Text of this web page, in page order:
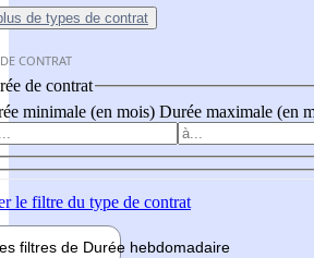
de types de contrat
CONTRAT
de contrat
minimale (en mois) Durée maximale (en
le filtre du type de contrat
filtres de Durée hebdomadaire